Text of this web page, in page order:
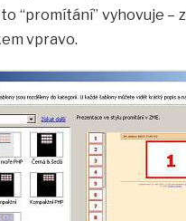
“promítání” vyhovuje –
vpravo.